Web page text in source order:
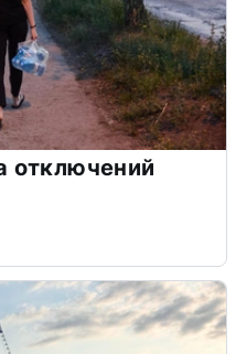
отключений